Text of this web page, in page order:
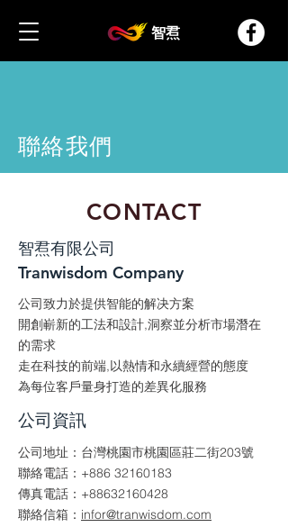
智焄
​聯絡我們
CONTACT
智焄有限公司
Tranwisdom Company
公司致力於提供智能的解决方案
開創嶄新的工法和設計,洞察並分析市場潛在
的需求
走在科技的前端,以熱情和永續經營的態度
為每位客戶量身打造的差異化服務
公司資訊
公司地址：台灣桃園市桃園區莊二街203號
聯絡電話：+886 32160183
傳真電話：+88632160428
聯絡信箱： infor@tranwisdom.com